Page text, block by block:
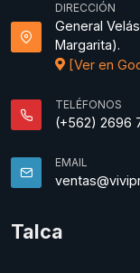
DIRECCIÓN
General
Margarita).
[Ver en
TELÉFONOS
(+562) 2696
EMAIL
Talca